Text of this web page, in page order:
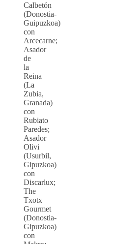
Calbetón
(Donostia-
Guipuzkoa)
con
Arcecarne;
Asador
de
la
Reina
(La
Zubia,
Granada)
con
Rubiato
Paredes;
Asador
Olivi
(Usurbil,
Gipuzkoa)
con
Discarlux;
The
Txotx
Gourmet
(Donostia-
Gipuzkoa)
con